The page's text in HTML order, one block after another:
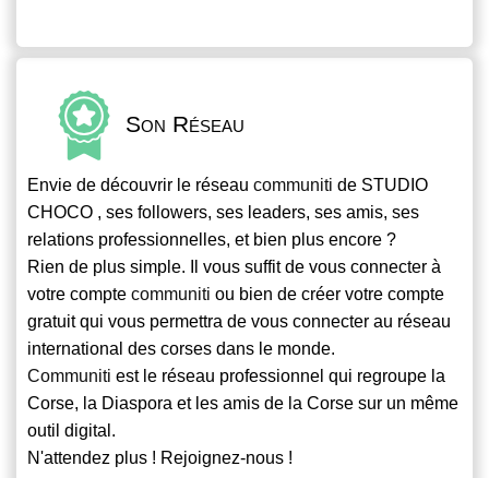
Son Réseau
Envie de découvrir le réseau communiti de STUDIO
CHOCO , ses followers, ses leaders, ses amis, ses
relations professionnelles, et bien plus encore ?
Rien de plus simple. Il vous suffit de vous connecter à
votre compte communiti ou bien de créer votre compte
gratuit qui vous permettra de vous connecter au réseau
international des corses dans le monde.
Communiti est le réseau professionnel qui regroupe la
Corse, la Diaspora et les amis de la Corse sur un même
outil digital.
N'attendez plus ! Rejoignez-nous !